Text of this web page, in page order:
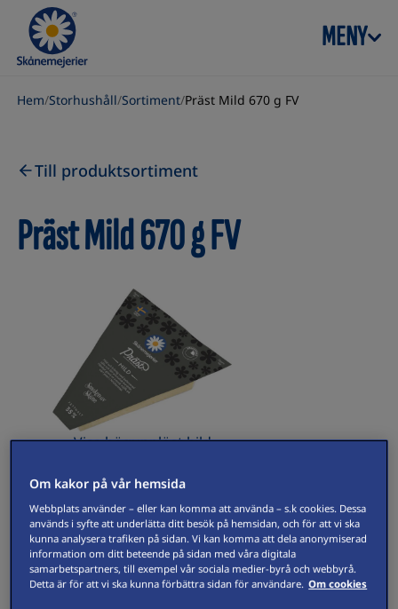
Skip to content
MENY
Hem/Storhushåll/Sortiment/Präst Mild 670 g FV
Till produktsortiment
Präst Mild 670 g FV
Visa högupplöst bild
Skånemejerier Präst® 35 % 670g
mild hårdost har en lätt aromatisk
smak med gräddiga toner och
krämig konsistens.
Präst 35 % mild passar utmärkt på
Om kakor på vår hemsida
Webbplats använder – eller kan komma att använda – s.k cookies. Dessa
används i syfte att underlätta ditt besök på hemsidan, och för att vi ska
kunna analysera trafiken på sidan. Vi kan komma att dela anonymiserad
information om ditt beteende på sidan med våra digitala
samarbetspartners, till exempel vår sociala medier-byrå och webbyrå.
Detta är för att vi ska kunna förbättra sidan för användare. Om cookies